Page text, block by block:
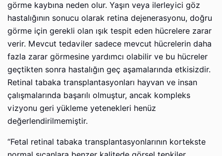
görme kaybına neden olur. Yaşın veya ilerleyici göz
hastalığının sonucu olarak retina dejenerasyonu, doğru
görme için gerekli olan ışık tespit eden hücrelere zarar
verir. Mevcut tedaviler sadece mevcut hücrelerin daha
fazla zarar görmesine yardımcı olabilir ve bu hücreler
geçtikten sonra hastalığın geç aşamalarında etkisizdir.
Retinal tabaka transplantasyonları hayvan ve insan
çalışmalarında başarılı olmuştur, ancak kompleks
vizyonu geri yükleme yetenekleri henüz
değerlendirilmemiştir.
“Fetal retinal tabaka transplantasyonlarının kortekste